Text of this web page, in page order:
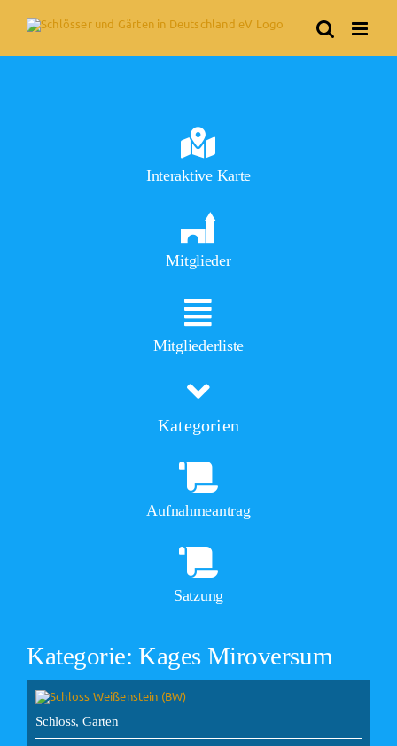
Interaktive Karte
Mitglieder
Mitgliederliste
Kategorien
Aufnahmeantrag
Satzung
Kategorie: Kages Miroversum
Schloss, Garten